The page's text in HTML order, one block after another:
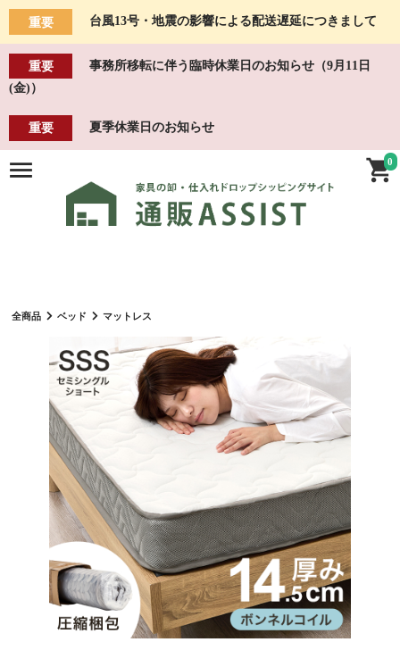
重要 台風13号・地震の影響による配送遅延につきまして
重要
事務所移転に伴う臨時休業日のお知らせ（9月11日
(金)）
重要 夏季休業日のお知らせ
0
全商品 ベッド マットレス